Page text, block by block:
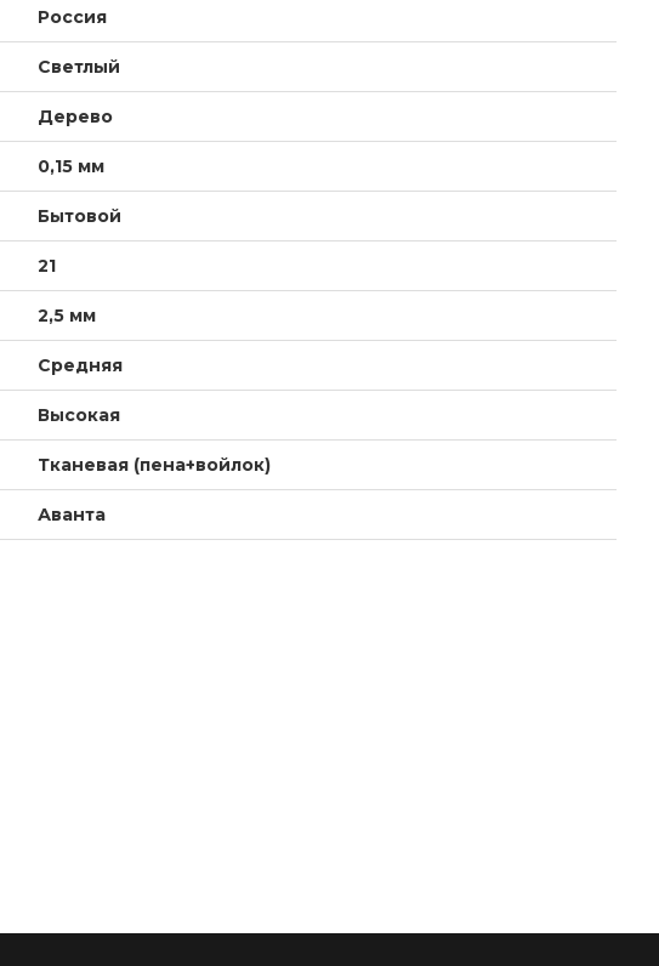
Россия
Светлый
Дерево
0,15 мм
Бытовой
21
2,5 мм
Средняя
Высокая
Тканевая (пена+войлок)
Аванта